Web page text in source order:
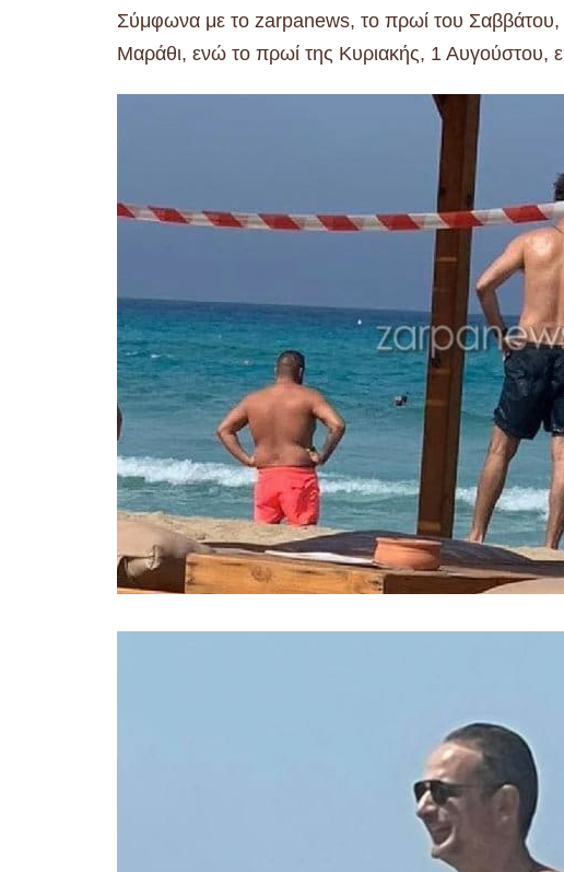
Σύμφωνα με το zarpanews, το πρωί του
Μαράθι, ενώ το πρωί της Κυριακής, 1 Αυγούστου,